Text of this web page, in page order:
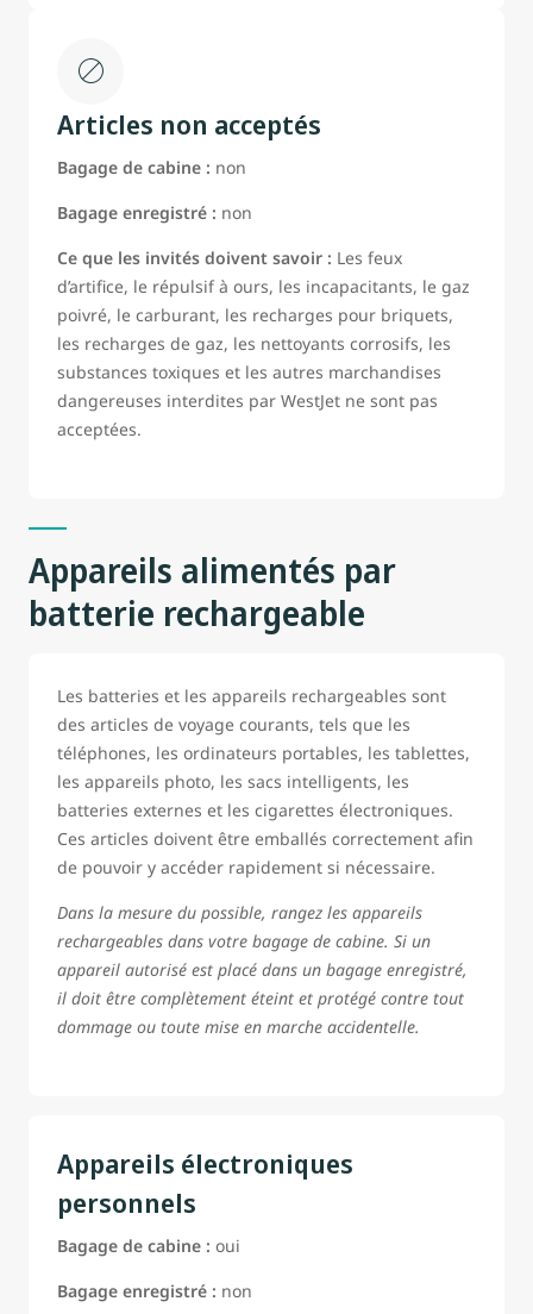
Articles non acceptés
Bagage de cabine : non
Bagage enregistré : non
Ce que les invités doivent savoir : Les feux
d’artifice, le répulsif à ours, les incapacitants, le gaz
poivré, le carburant, les recharges pour briquets,
les recharges de gaz, les nettoyants corrosifs, les
substances toxiques et les autres marchandises
dangereuses interdites par WestJet ne sont pas
acceptées.
Appareils alimentés par
batterie rechargeable
Les batteries et les appareils rechargeables sont
des articles de voyage courants, tels que les
téléphones, les ordinateurs portables, les tablettes,
les appareils photo, les sacs intelligents, les
batteries externes et les cigarettes électroniques.
Ces articles doivent être emballés correctement afin
de pouvoir y accéder rapidement si nécessaire.
Dans la mesure du possible, rangez les appareils
rechargeables dans votre bagage de cabine. Si un
appareil autorisé est placé dans un bagage enregistré,
il doit être complètement éteint et protégé contre tout
dommage ou toute mise en marche accidentelle.
Appareils électroniques
personnels
Bagage de cabine : oui
Bagage enregistré : non